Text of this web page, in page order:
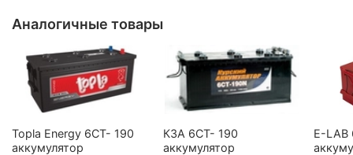
Аналогичные товары
Topla Energy 6CT- 190
аккумулятор
КЗА 6СТ- 190
аккумулятор
E-LAB